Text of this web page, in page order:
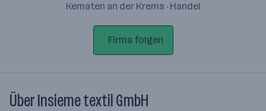
Kematen an der Krems · Handel
Firma folgen
Über Insieme textil GmbH